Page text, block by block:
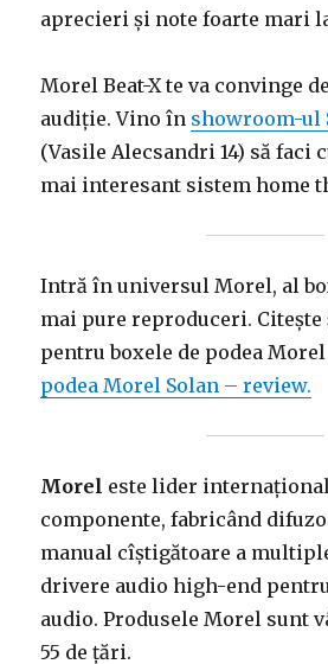
aprecieri și note foarte mari
Morel Beat-X te va convinge
audiție. Vino în showroom-ul
(Vasile Alecsandri 14) să faci
mai interesant sistem home
Intră în universul Morel, al
mai pure reproduceri.
pentru boxele de podea
podea Morel Solan – review.
Morel este lider
componente, fabricând
manual cîștigătoare a
drivere audio high-end
audio. Produsele Morel sunt
55 de țări.